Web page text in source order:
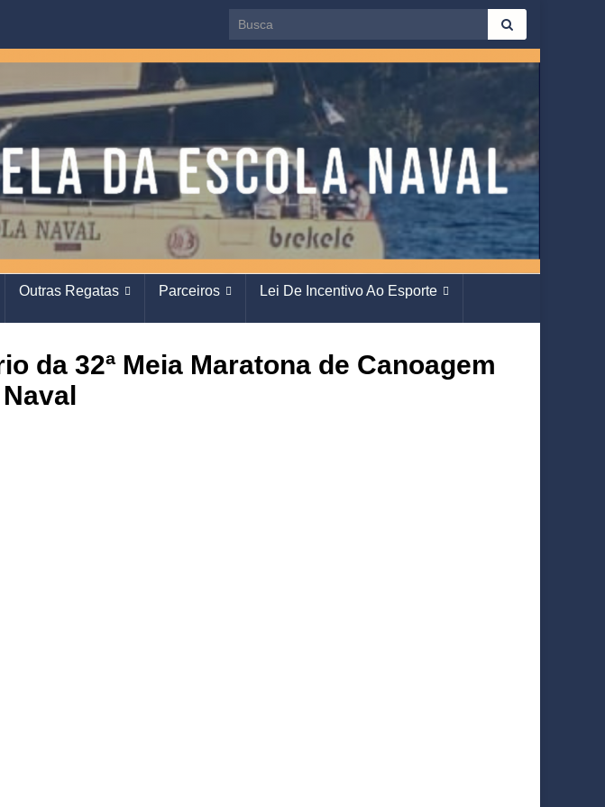
Search for:
Outras Regatas Parceiros Lei De Incentivo Ao Esporte
da 32ª Meia Maratona de Canoagem